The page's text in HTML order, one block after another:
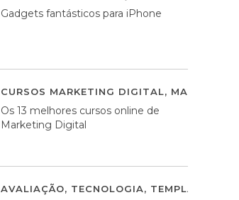
Gadgets fantásticos para iPhone
CURSOS MARKETING DIGITAL,
Os 13 melhores cursos online de
Marketing Digital
AVALIAÇÃO, TECNOLOGIA, TEMPLATES